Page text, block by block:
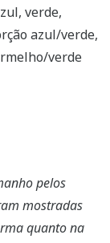
verde,
azul/verde,
verde
pelos
mostradas
quanto na